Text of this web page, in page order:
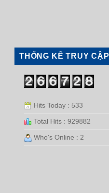
THỐNG KÊ TRUY CẬP
Hits Today : 533
Total Hits : 929882
Who's Online : 2